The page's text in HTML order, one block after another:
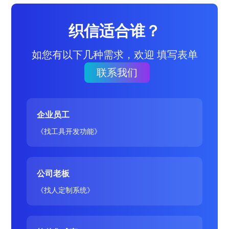
织信适合谁？
如您有以下几种需求，欢迎 填写表单
联系我们
企业员工
《找工具开发功能》
公司老板
《找人定制系统》